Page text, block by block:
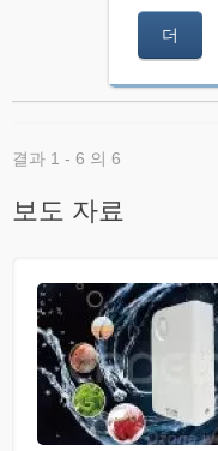
더
결과 1 - 6 의 6
보도 자료